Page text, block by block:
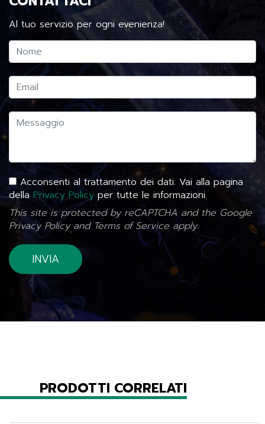
Al tuo servizio per ogni evenienza!
Acconsenti al trattamento dei dati. Vai alla pagina
dellaPrivacy Policyper tutte le informazioni.
This site is protected by reCAPTCHA and the Google
Privacy Policyand Terms of Service apply.
PRODOTTI CORRELATI